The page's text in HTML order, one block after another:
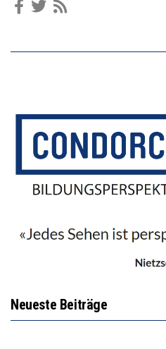
Neueste Beiträge